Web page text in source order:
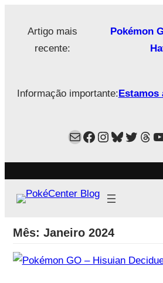
Artigo mais
recente:
Pokémon
Informação importante:Estamos
MailFacebook
Instagram
Bluesky
Mês: Janeiro 2024